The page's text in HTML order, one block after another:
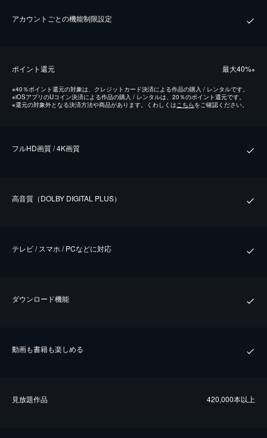
アカウントごとの機能制限設定
ポイント還元 最⼤40%※
※40％ポイント還元の対象は、クレジットカード決済による作品の購入 / レンタルです。
※iOSアプリのUコイン決済による作品の購入 / レンタルは、20％のポイント還元です。
※還元の対象外となる決済方法や商品があります。くわしくはこちらをご確認ください。
フルHD画質 / 4K画質
⾼⾳質（DOLBY DIGITAL PLUS）
テレビ / スマホ / PCなどに対応
ダウンロード機能
動画も書籍も楽しめる
⾒放題作品 420,000本以上